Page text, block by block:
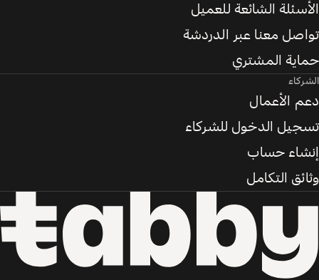
الأسئلة الشائعة للعميل
تواصل معنا عبر الدردشة
حماية المشتري
الشركاء
دعم الأعمال
تسجيل الدخول للشركاء
إنشاء حساب
وثائق التكامل